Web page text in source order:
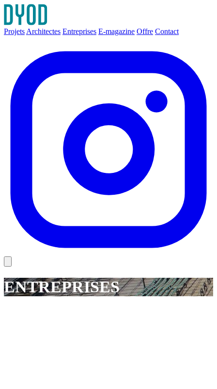
Projets Architectes Entreprises E-magazine Offre Contact
ENTREPRISES